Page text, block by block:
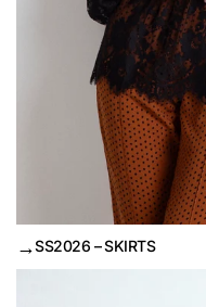
→SS2026 – SKIRTS